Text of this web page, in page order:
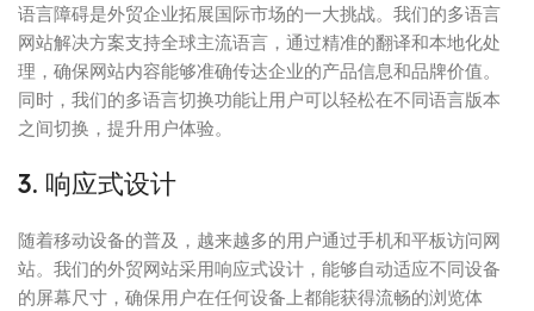
语言障碍是外贸企业拓展国际市场的一大挑战。我们的多语言
网站解决方案支持全球主流语言，通过精准的翻译和本地化处
理，确保网站内容能够准确传达企业的产品信息和品牌价值。
同时，我们的多语言切换功能让用户可以轻松在不同语言版本
之间切换，提升用户体验。
3. 响应式设计
随着移动设备的普及，越来越多的用户通过手机和平板访问网
站。我们的外贸网站采用响应式设计，能够自动适应不同设备
的屏幕尺寸，确保用户在任何设备上都能获得流畅的浏览体